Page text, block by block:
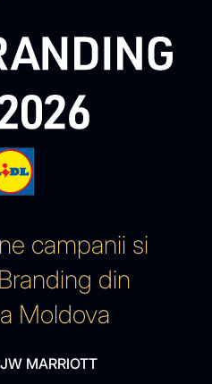
campanii si
din
Moldova
MARRIOTT